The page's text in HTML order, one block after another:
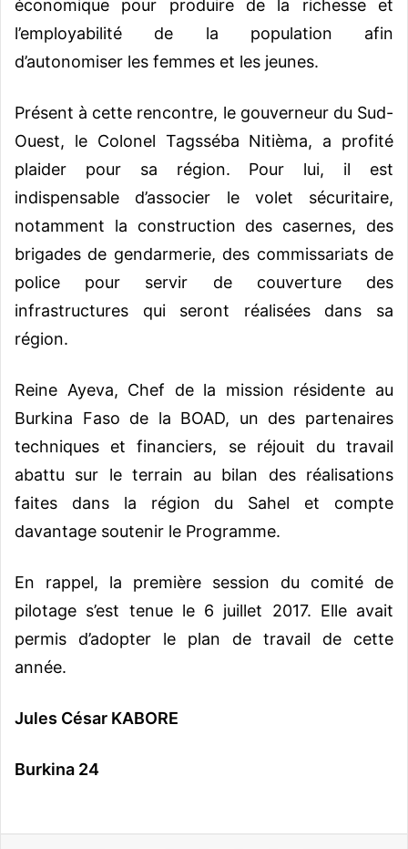
économique pour produire de la richesse et
l’employabilité de la population afin
d’autonomiser les femmes et les jeunes.
Présent à cette rencontre, le gouverneur du Sud-
Ouest, le Colonel Tagsséba Nitièma, a profité
plaider pour sa région. Pour lui, il est
indispensable d’associer le volet sécuritaire,
notamment la construction des casernes, des
brigades de gendarmerie, des commissariats de
police pour servir de couverture des
infrastructures qui seront réalisées dans sa
région.
Reine Ayeva, Chef de la mission résidente au
Burkina Faso de la BOAD, un des partenaires
techniques et financiers, se réjouit du travail
abattu sur le terrain au bilan des réalisations
faites dans la région du Sahel et compte
davantage soutenir le Programme.
En rappel, la première session du comité de
pilotage s’est tenue le 6 juillet 2017. Elle avait
permis d’adopter le plan de travail de cette
année.
Jules César KABORE
Burkina 24